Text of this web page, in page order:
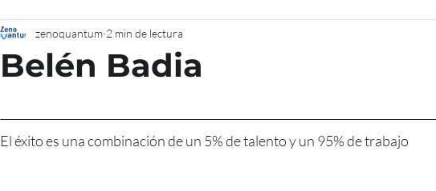
Belén Badia
zenoquantum 2 min de lectura
El éxito es una combinación de un 5% de talento y un 95% de trabajo